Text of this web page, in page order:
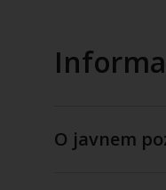
O javnem